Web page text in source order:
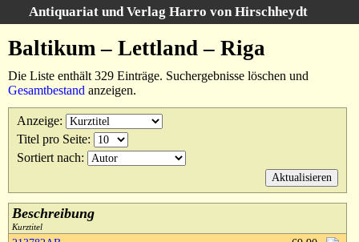
Antiquariat und Verlag Harro von Hirschheydt
Unsere Bücher
Suche
Gebiete
Suchergebnisse
Warenkorb
Kataloge
Über uns
Baltikum – Lettland – Riga
Die Liste enthält 329 Einträge. Suchergebnisse löschen und
Gesamtbestand anzeigen.
Anzeige:
Titel pro Seite:
Sortiert nach:
Beschreibung
Kurztitel